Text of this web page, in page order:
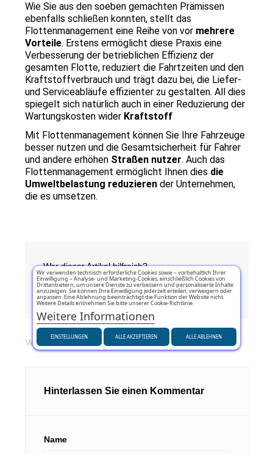
Wie Sie aus den soeben gemachten Prämissen
ebenfalls schließen konnten, stellt das
Flottenmanagement eine Reihe von vor mehrere
Vorteile. Erstens ermöglicht diese Praxis eine
Verbesserung der betrieblichen Effizienz der
gesamten Flotte, reduziert die Fahrtzeiten und den
Kraftstoffverbrauch und trägt dazu bei, die Liefer-
und Serviceabläufe effizienter zu gestalten. All dies
spiegelt sich natürlich auch in einer Reduzierung der
Wartungskosten wider Kraftstoff
Mit Flottenmanagement können Sie Ihre Fahrzeuge
besser nutzen und die Gesamtsicherheit für Fahrer
und andere erhöhen Straßen nutzer. Auch das
Flottenmanagement ermöglicht Ihnen dies die
Umweltbelastung reduzieren der Unternehmen,
die es umsetzen.
War dieser Artikel hilfreich?
Ja(0) Nein(0)
Veröffentlicht in: Auto- und Motorrad Ratgeber
Hinterlassen Sie einen Kommentar
Name
Wir verwenden technisch erforderliche Cookies sowie – vorbehaltlich Ihrer
Einwilligung – Analyse- und Marketing-Cookies, einschließlich Cookies von
Drittanbietern, um unsere Dienste zu verbessern und personalisierte Inhalte
anzuzeigen. Sie können Ihre Einwilligung jederzeit erteilen, verweigern oder
anpassen. Eine Ablehnung beeinträchtigt die Funktion der Website nicht.
Weitere Details entnehmen Sie bitte unserer Cookie-Richtlinie.
Weitere Informationen
EINSTELLUNGEN ALLE ABLEHNEN
ALLE AKZEPTIEREN